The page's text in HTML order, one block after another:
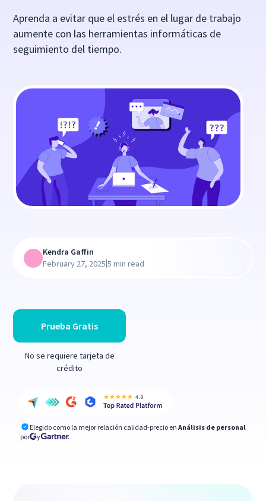
Aprenda a evitar que el estrés en el lugar de trabajo
aumente con las herramientas informáticas de
seguimiento del tiempo.
Prueba Gratis
No se requiere tarjeta de
crédito
Elegido como la mejor relación calidad-precio en Análisis de personal
por
y
Kendra Gaffin
February 27, 2025|5 min read